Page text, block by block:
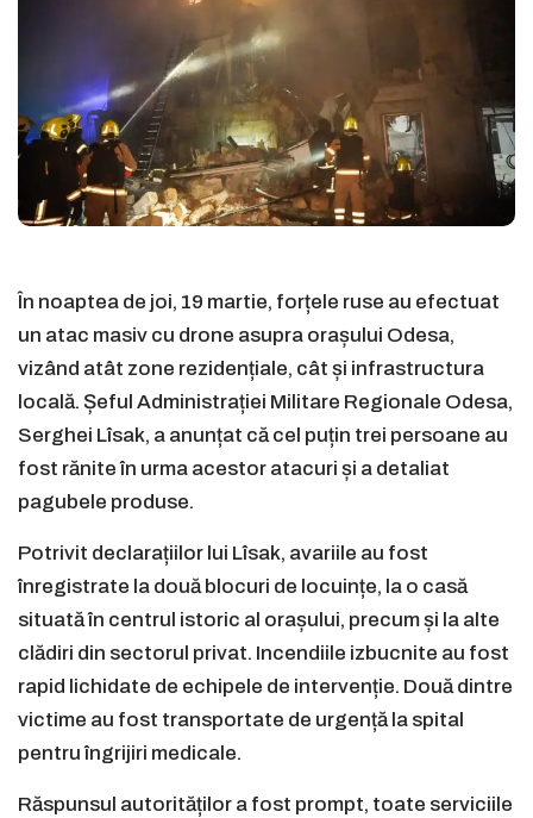
În noaptea de joi, 19 martie, forțele ruse au efectuat
un atac masiv cu drone asupra orașului Odesa,
vizând atât zone rezidențiale, cât și infrastructura
locală. Șeful Administrației Militare Regionale Odesa,
Serghei Lîsak, a anunțat că cel puțin trei persoane au
fost rănite în urma acestor atacuri și a detaliat
pagubele produse.
Potrivit declarațiilor lui Lîsak, avariile au fost
înregistrate la două blocuri de locuințe, la o casă
situată în centrul istoric al orașului, precum și la alte
clădiri din sectorul privat. Incendiile izbucnite au fost
rapid lichidate de echipele de intervenție. Două dintre
victime au fost transportate de urgență la spital
pentru îngrijiri medicale.
Răspunsul autorităților a fost prompt, toate serviciile